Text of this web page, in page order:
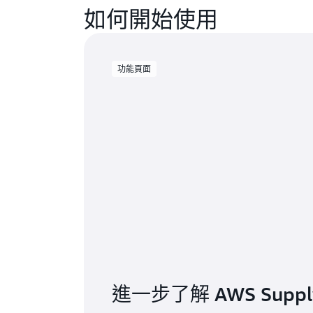
如何開始使用
功能頁面
進一步了解 AWS